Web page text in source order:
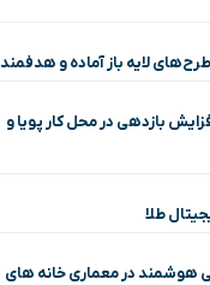
لایه باز آماده و هدفمند
بازدهی در محل کار پویا و
طلا
هوشمند در معماری خانه‌ های